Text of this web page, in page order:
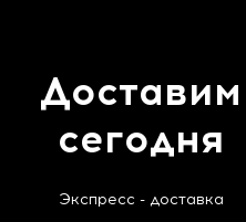
Доставим
сегодня
Экспресс - доставка